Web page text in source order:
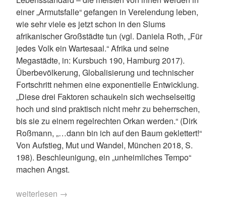
einer „Armutsfalle“ gefangen in Verelendung leben,
wie sehr viele es jetzt schon in den Slums
afrikanischer Großstädte tun (vgl. Daniela Roth, „Für
jedes Volk ein Wartesaal.“ Afrika und seine
Megastädte, in: Kursbuch 190, Hamburg 2017).
Überbevölkerung, Globalisierung und technischer
Fortschritt nehmen eine exponentielle Entwicklung.
„Diese drei Faktoren schaukeln sich wechselseitig
hoch und sind praktisch nicht mehr zu beherrschen,
bis sie zu einem regelrechten Orkan werden.“ (Dirk
Roßmann, „…dann bin ich auf den Baum geklettert!“
Von Aufstieg, Mut und Wandel, München 2018, S.
198). Beschleunigung, ein „unheimliches Tempo“
machen Angst.
„Weltbevölkerung“
weiterlesen →